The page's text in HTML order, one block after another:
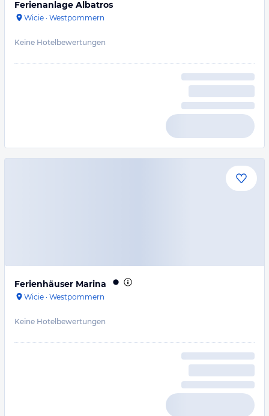
Ferienanlage Albatros
Wicie · Westpommern
Keine Hotelbewertungen
Ferienhäuser Marina
Wicie · Westpommern
Keine Hotelbewertungen